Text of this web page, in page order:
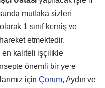
mutlaka sizleri
1 sınıf korniş ve
etmektedir.
en kaliteli işçilikle
önemli bir yere
için Çorum, Aydın ve